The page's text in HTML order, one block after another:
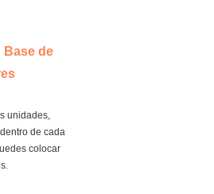
Base de
unidades,
de cada
colocar